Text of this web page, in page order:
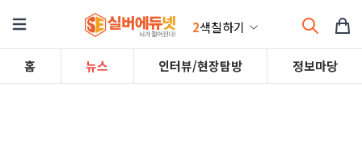
2색칠하기
홈 뉴스 인터뷰/현장탐방 정보마당